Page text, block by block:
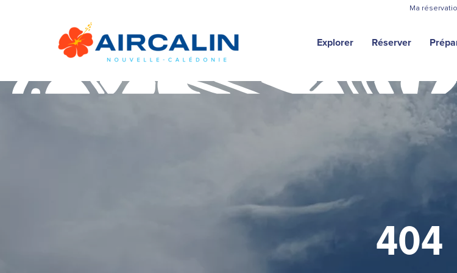
Aller au
Ma
Explorer Réserver
404